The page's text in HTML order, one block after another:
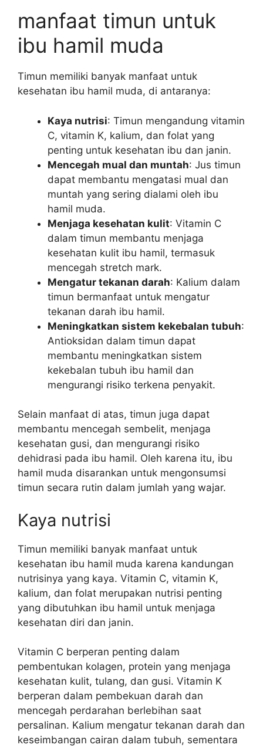
manfaat timun untuk
ibu hamil muda
Timun memiliki banyak manfaat untuk
kesehatan ibu hamil muda, di antaranya:
Kaya nutrisi: Timun mengandung vitamin
C, vitamin K, kalium, dan folat yang
penting untuk kesehatan ibu dan janin.
Mencegah mual dan muntah: Jus timun
dapat membantu mengatasi mual dan
muntah yang sering dialami oleh ibu
hamil muda.
Menjaga kesehatan kulit: Vitamin C
dalam timun membantu menjaga
kesehatan kulit ibu hamil, termasuk
mencegah stretch mark.
Mengatur tekanan darah: Kalium dalam
timun bermanfaat untuk mengatur
tekanan darah ibu hamil.
Meningkatkan sistem kekebalan tubuh:
Antioksidan dalam timun dapat
membantu meningkatkan sistem
kekebalan tubuh ibu hamil dan
mengurangi risiko terkena penyakit.
Selain manfaat di atas, timun juga dapat
membantu mencegah sembelit, menjaga
kesehatan gusi, dan mengurangi risiko
dehidrasi pada ibu hamil. Oleh karena itu, ibu
hamil muda disarankan untuk mengonsumsi
timun secara rutin dalam jumlah yang wajar.
Kaya nutrisi
Timun memiliki banyak manfaat untuk
kesehatan ibu hamil muda karena kandungan
nutrisinya yang kaya. Vitamin C, vitamin K,
kalium, dan folat merupakan nutrisi penting
yang dibutuhkan ibu hamil untuk menjaga
kesehatan diri dan janin.
Vitamin C berperan penting dalam
pembentukan kolagen, protein yang menjaga
kesehatan kulit, tulang, dan gusi. Vitamin K
berperan dalam pembekuan darah dan
mencegah perdarahan berlebihan saat
persalinan. Kalium mengatur tekanan darah dan
keseimbangan cairan dalam tubuh, sementara